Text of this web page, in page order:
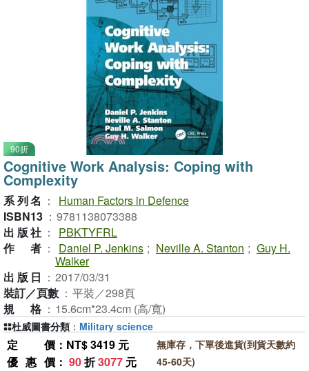
90折
Cognitive Work Analysis: Coping with
Complexity
系列名 ：
Human Factors in Defence
ISBN13 ： 9781138073388
出版社 ：
PBKTYFRL
作者 ： Daniel P. Jenkins ; Neville A. Stanton ; Guy H.
Walker
出版日 ： 2017/03/31
裝訂／頁數 ： 平裝／298頁
規格 ： 15.6cm*23.4cm (高/寬)
定價 ：NT$ 3419 元
優惠價 ： 90折3077 元
無庫存，下單後進貨(到貨天數約
45-60天)
杜威圖書分類 ： Military science